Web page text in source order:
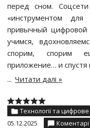
перед сном.
«инструментом
привычный
учимся,
спорим, спорим
приложение… и спустя
... Читати далі »
Технології та
05.12.2025
Коментарі